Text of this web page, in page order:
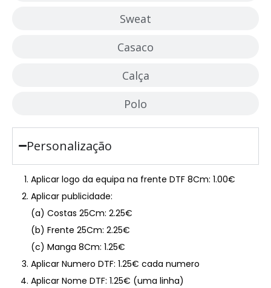
Sweat
Casaco
Calça
Polo
Personalização
Aplicar logo da equipa na frente DTF 8Cm: 1.00€
Aplicar publicidade:
(a) Costas 25Cm: 2.25€
(b) Frente 25Cm: 2.25€
(c) Manga 8Cm: 1.25€
Aplicar Numero DTF: 1.25€ cada numero
Aplicar Nome DTF: 1.25€ (uma linha)